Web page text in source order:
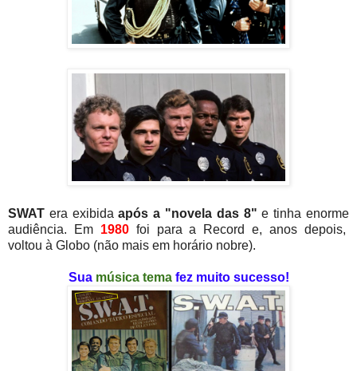
SWAT era exibidaapós a "novela das 8"e tinha enorme
audiência. Em 1980 foi para a Record e, anos depois,
voltou à Globo (não mais em horário nobre).
Sua música tema fez muito sucesso!